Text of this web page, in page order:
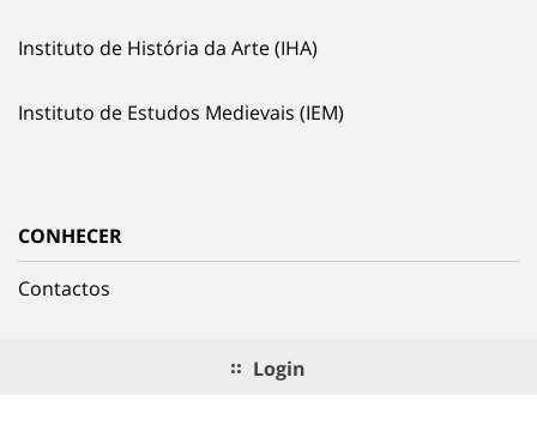
Instituto de História da Arte (IHA)
Instituto de Estudos Medievais (IEM)
CONHECER
Contactos
Login